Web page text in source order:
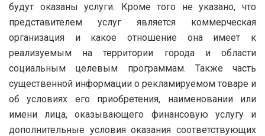
будут оказаны услуги. Кроме того не указано, что
представителем услуг является коммерческая
организация и какое отношение она имеет к
реализуемым на территории города и области
социальным целевым программам. Также часть
существенной информации о рекламируемом товаре и
об условиях его приобретения, наименовании или
имени лица, оказывающего финансовую услугу и
дополнительные условия оказания соответствующих